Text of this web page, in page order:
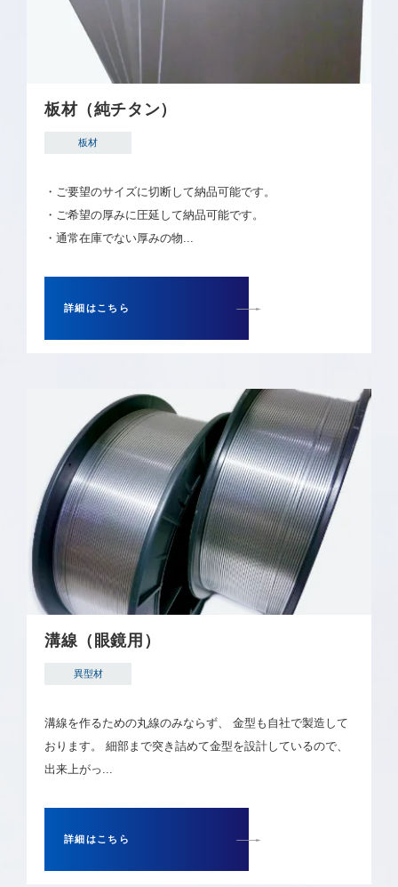
板材（純チタン）
板材
・ご要望のサイズに切断して納品可能です。
・ご希望の厚みに圧延して納品可能です。
・通常在庫でない厚みの物...
詳細はこちら
溝線（眼鏡用）
異型材
溝線を作るための丸線のみならず、 金型も自社で製造して
おります。 細部まで突き詰めて金型を設計しているので、
出来上がっ...
詳細はこちら